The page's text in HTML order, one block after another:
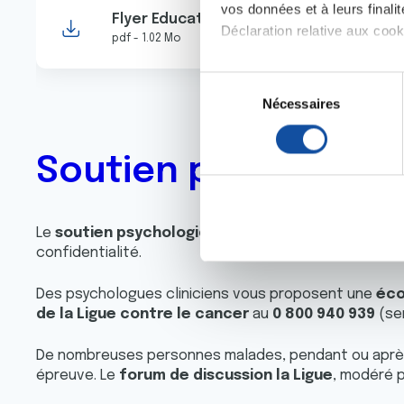
vos données et à leurs
Déclaration relative aux
Si vous le permettez, nous
Collecter des
digitales).
Pour en savoir plus sur le
. Vous pouvez
vous leur avez fournies ou
c
o
n
u
c
n
Nécessaires
Flyer Education Thérapeutique du
pdf - 1.02 Mo
Soutien
Le soutien psychologique
vous aide, de façon
confidentialité.
Des psychologues cliniciens vous proposent une
de la Ligue contre le cancer au 0 800 940 939
De nombreuses personnes malades, pendant ou
épreuve. Le forum de discussion la Ligue, modéré